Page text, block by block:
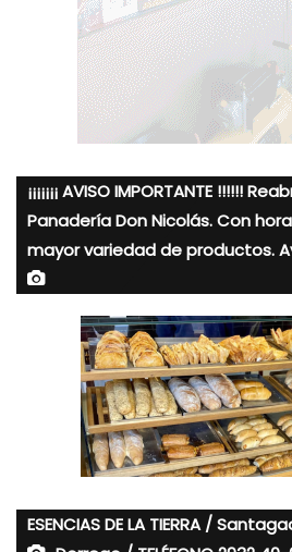
¡¡¡¡¡¡¡ AVISO IMPORTANTE !!!!!!
Panadería Don Nicolás. Con
mayor variedad de productos.
ESENCIAS DE LA TIERRA /